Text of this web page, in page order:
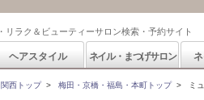
リラク＆ビューティーサロン検索・予約サイト
ヘアスタイル ネイル・まつげサロン
関西トップ> 梅田・京橋・福島・本町トップ> ミ